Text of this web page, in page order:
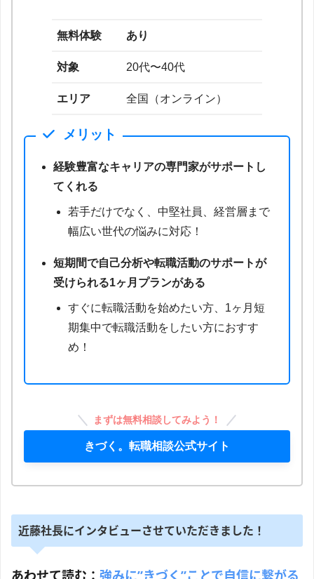
無料体験 あり
対象 20代〜40代
エリア 全国（オンライン）
メリット
経験豊富なキャリアの専門家がサポートし
てくれる
若手だけでなく、中堅社員、経営層まで
幅広い世代の悩みに対応！
短期間で自己分析や転職活動のサポートが
受けられる1ヶ月プランがある
すぐに転職活動を始めたい方、1ヶ月短
期集中で転職活動をしたい方におすす
め！
まずは無料相談してみよう！
きづく。転職相談公式サイト
近藤社長にインタビューさせていただきました！
あわせて読む： 強みに”きづく”ことで自信に繋がる